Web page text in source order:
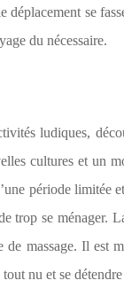
se
du nécessaire.
ludiques,
cultures et un
période limitée
trop se ménager.
massage. Il est
nu et se